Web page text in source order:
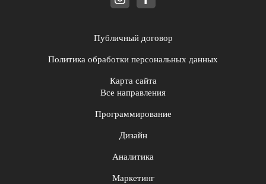
Публичный договор
Политика обработки персональных данных
Карта сайта
Все направления
Программирование
Дизайн
Аналитика
Маркетинг